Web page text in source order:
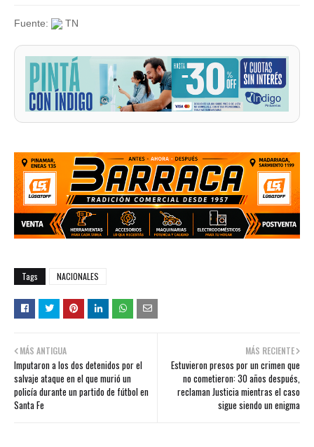
Fuente: TN
Tags NACIONALES
MÁS RECIENTE
Estuvieron presos por un crimen que
no cometieron: 30 años después,
reclaman Justicia mientras el caso
sigue siendo un enigma
MÁS ANTIGUA
Imputaron a los dos detenidos por el
salvaje ataque en el que murió un
policía durante un partido de fútbol en
Santa Fe